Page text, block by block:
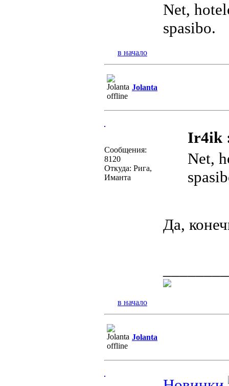
Net,
spasibo.
в начало
Jolanta
Сообщения:
8120
Откуда: Рига,
Иманта
Ir4ik
Net,
Да,
в начало
Jolanta